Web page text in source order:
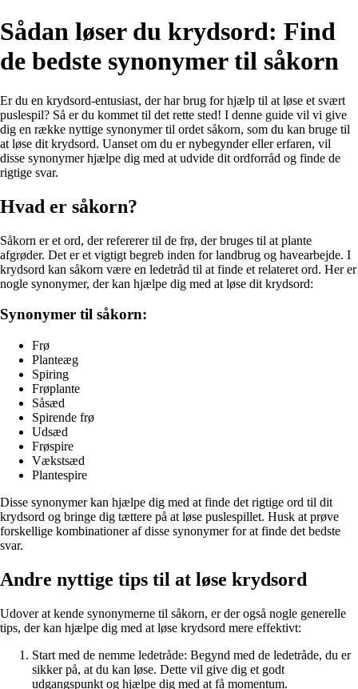
Sådan løser du krydsord: Find
de bedste synonymer til såkorn
Er du en krydsord-entusiast, der har brug for hjælp til at løse et svært
puslespil? Så er du kommet til det rette sted! I denne guide vil vi give
dig en række nyttige synonymer til ordet såkorn, som du kan bruge til
at løse dit krydsord. Uanset om du er nybegynder eller erfaren, vil
disse synonymer hjælpe dig med at udvide dit ordforråd og finde de
rigtige svar.
Hvad er såkorn?
Såkorn er et ord, der refererer til de frø, der bruges til at plante
afgrøder. Det er et vigtigt begreb inden for landbrug og havearbejde. I
krydsord kan såkorn være en ledetråd til at finde et relateret ord. Her er
nogle synonymer, der kan hjælpe dig med at løse dit krydsord:
Synonymer til såkorn:
Frø
Planteæg
Spiring
Frøplante
Såsæd
Spirende frø
Udsæd
Frøspire
Vækstsæd
Plantespire
Disse synonymer kan hjælpe dig med at finde det rigtige ord til dit
krydsord og bringe dig tættere på at løse puslespillet. Husk at prøve
forskellige kombinationer af disse synonymer for at finde det bedste
svar.
Andre nyttige tips til at løse krydsord
Udover at kende synonymerne til såkorn, er der også nogle generelle
tips, der kan hjælpe dig med at løse krydsord mere effektivt:
Start med de nemme ledetråde: Begynd med de ledetråde, du er
sikker på, at du kan løse. Dette vil give dig et godt
udgangspunkt og hjælpe dig med at få momentum.